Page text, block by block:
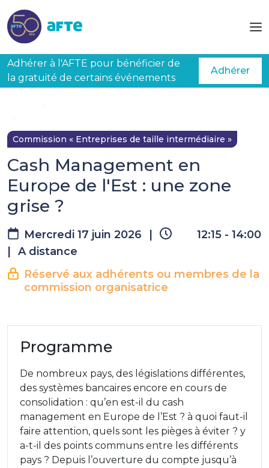
Adhérer à l'AFTE pour bénéficier de
la gratuité de certains événements
Adhérer
Commission « Entreprises de taille intermédiaire »
Cash Management en
Europe de l'Est : une zone
grise ?
Mercredi 17 juin 2026
12:15 - 14:00
A distance
Réservé aux adhérents ou membres de la
commission organisatrice
Programme
De nombreux pays, des législations différentes,
des systèmes bancaires encore en cours de
consolidation : qu’en est-il du cash
management en Europe de l’Est ? à quoi faut-il
faire attention, quels sont les pièges à éviter ? y
a-t-il des points communs entre les différents
pays ? Depuis l’ouverture du compte jusqu’à